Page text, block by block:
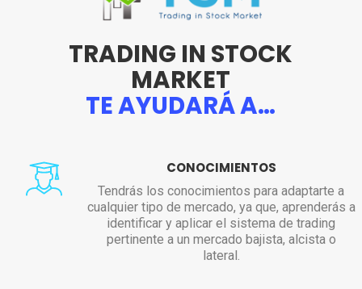
TRADING IN STOCK
MARKET
TE AYUDARÁ A…
CONOCIMIENTOS
Tendrás los conocimientos para adaptarte a
cualquier tipo de mercado, ya que, aprenderás a
identificar y aplicar el sistema de trading
pertinente a un mercado bajista, alcista o
lateral.